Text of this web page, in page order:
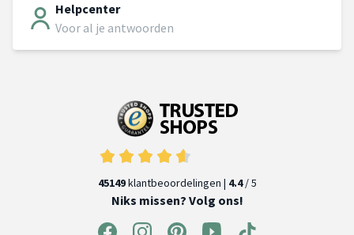
Helpcenter
Voor al je antwoorden
45149klantbeoordelingen | 4.4/ 5
Niks missen? Volg ons!